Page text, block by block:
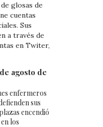
glosas de
cuentas
Sus
a través de
en Twiter,
agosto de
enfermeros
sus
encendió
los